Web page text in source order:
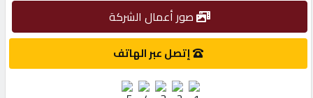
الأقسام
صور أعمال الشركة
إتصل عبر الهاتف